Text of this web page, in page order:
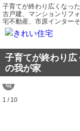
子育てが終わり広くなっ
古戸建、マンションリフ
宅不動産、市原インター
子育てが終わり広
の我が家
1 / 10